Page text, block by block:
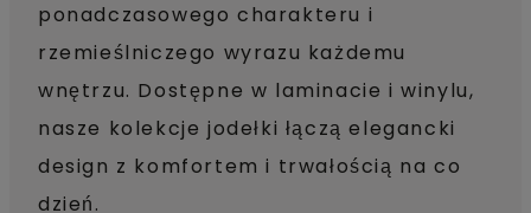
ponadczasowego charakteru i
rzemieślniczego wyrazu każdemu
wnętrzu. Dostępne w laminacie i winylu,
nasze kolekcje jodełki łączą elegancki
design z komfortem i trwałością na co
dzień.